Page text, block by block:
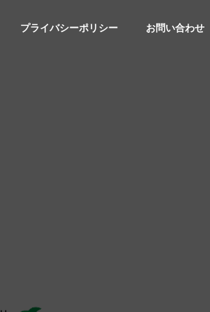
プライバシーポリシー お問い合わせ